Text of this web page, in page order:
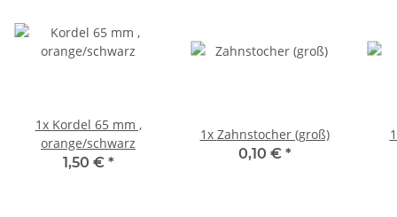
1x Kordel 65 mm ,
orange/schwarz
1,50 € *
1x Zahnstocher (groß)
0,10 € *